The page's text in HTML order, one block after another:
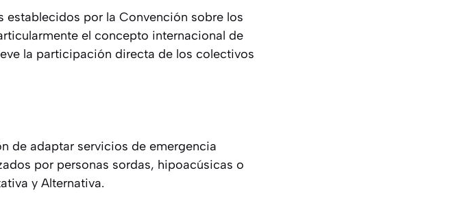
por la Convención sobre los
el concepto internacional de
la participación directa de los colectivos
de adaptar servicios de emergencia
por personas sordas, hipoacúsicas o
y Alternativa.